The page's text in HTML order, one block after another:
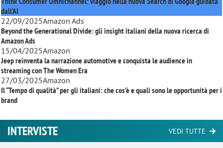
dall'AI
22/09/2025Amazon Ads
Beyond the Generational Divide: gli insight italiani della nuova ricerca di
Amazon Ads
15/04/2025Amazon
Jeep reinventa la narrazione automotive e conquista le audience in
streaming conThe Women Era
27/03/2025Amazon
Il “Tempo di qualità” per gli italiani: che cos’è e quali sono le opportunità per i
brand
INTERVISTE VEDI TUTTE